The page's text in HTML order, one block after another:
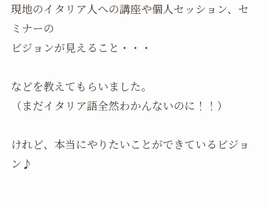
現地のイタリア人への講座や個人セッション、セ
ミナーの
ビジョンが見えること・・・
などを教えてもらいました。
（まだイタリア語全然わかんないのに！！）
けれど、本当にやりたいことができているビジョ
ン♪